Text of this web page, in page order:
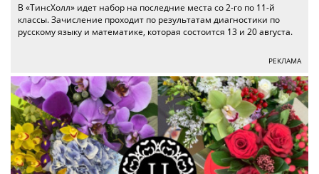
В «ТинсХолл» идет набор на последние места со 2-го по 11-й
классы. Зачисление проходит по результатам диагностики по
русскому языку и математике, которая состоится 13 и 20 августа.
РЕКЛАМА